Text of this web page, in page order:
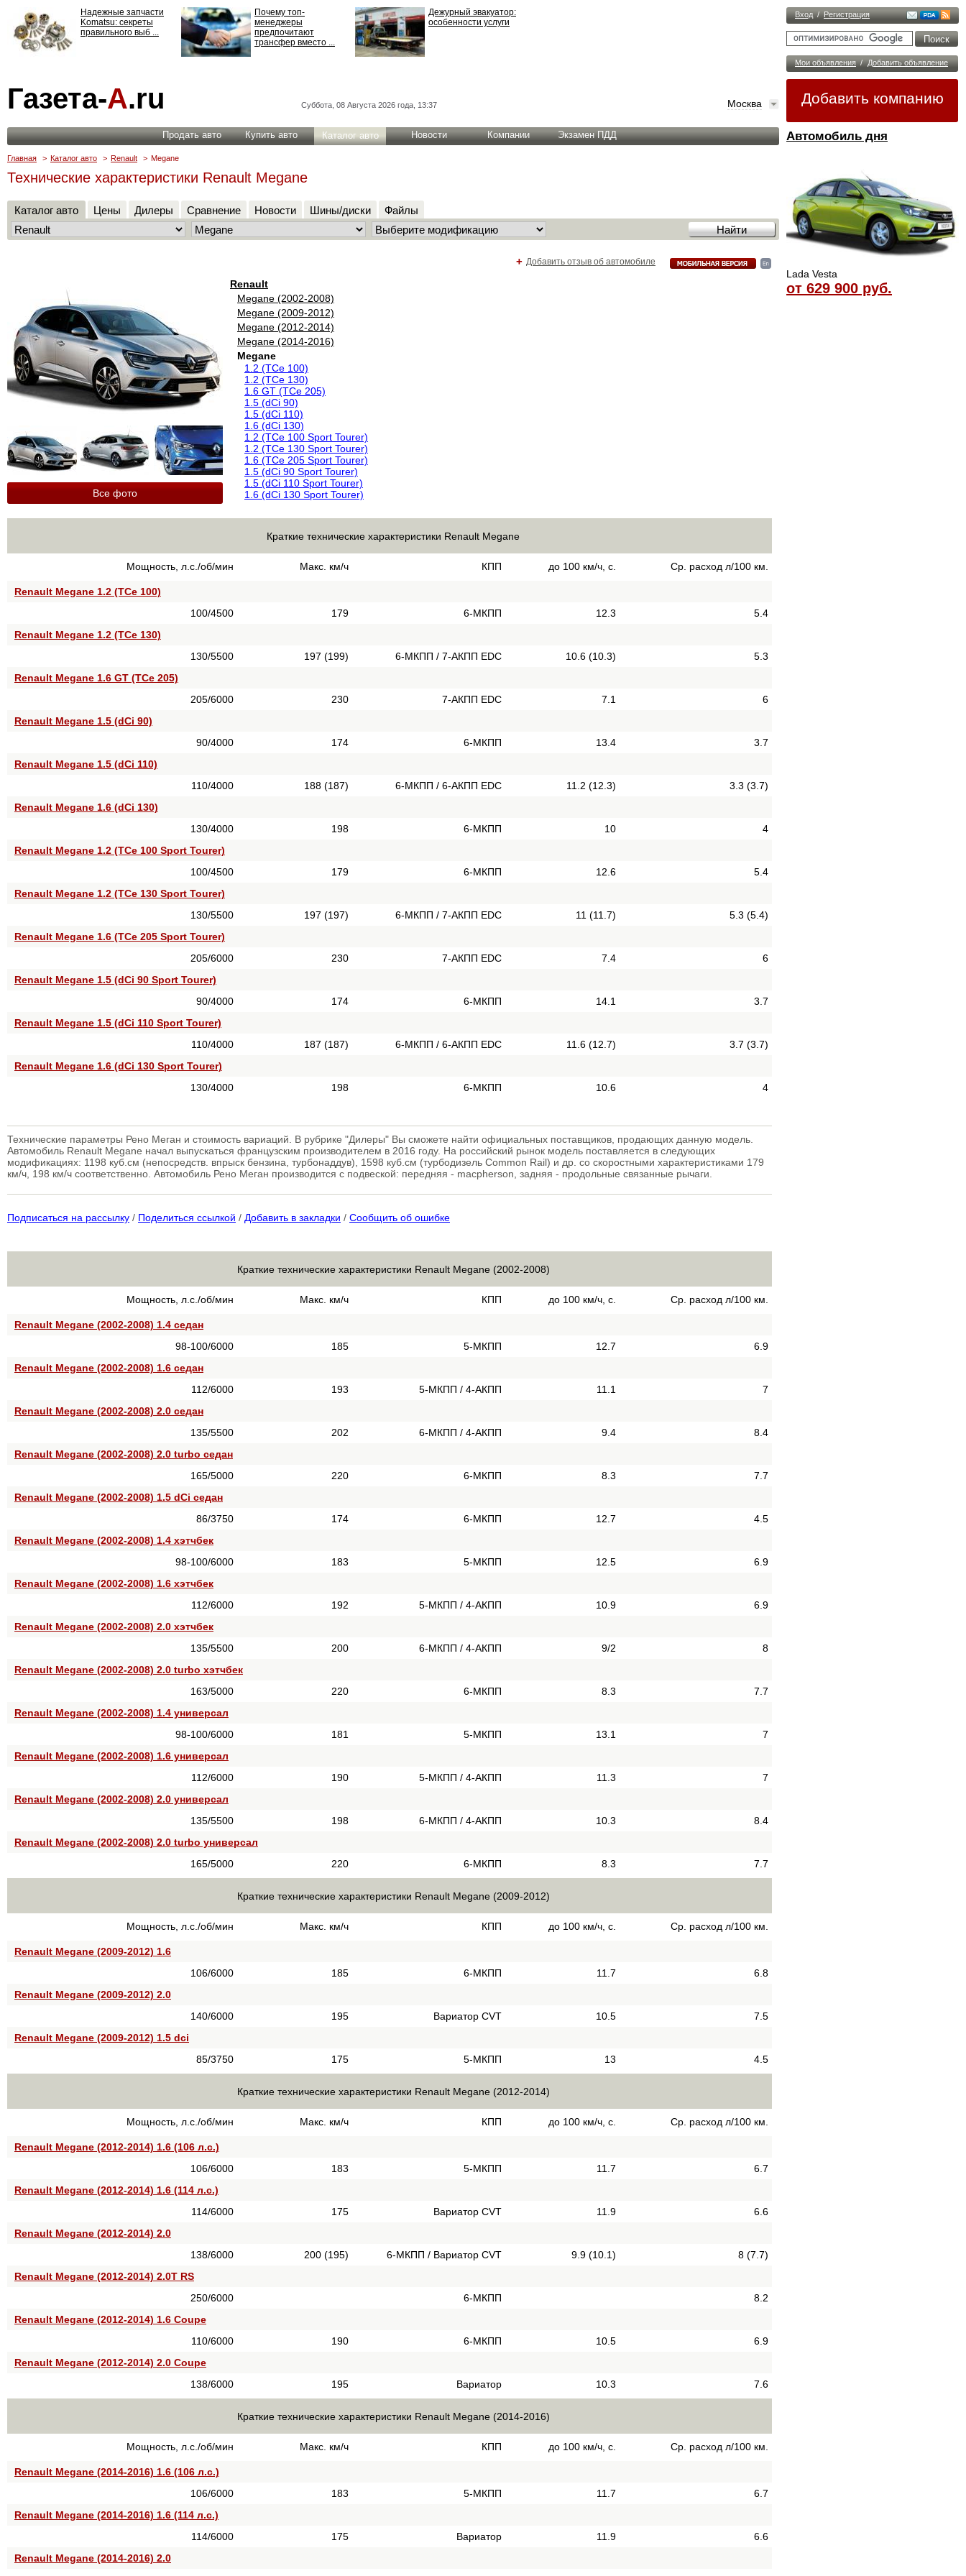
Вход / Регистрация
Мои объявления / Добавить объявление
Добавить компанию
Автомобиль дня
Lada Vesta
от 629 900 руб.
Надежные запчасти
Komatsu: секреты
правильного выб ...
Почему топ-
менеджеры
предпочитают
трансфер вместо ...
Дежурный эвакуатор:
особенности услуги
ответственности: все,
что нужно знать ...
Газета-А.ru Суббота, 08 Августа 2026 года, 13:37 Москва
Продать авто Купить авто Каталог авто Новости Компании Экзамен ПДД
Главная > Каталог авто > Renault > Megane
Технические характеристики Renault Megane
Каталог авто Цены Дилеры Сравнение Новости Шины/диски Файлы
+ Добавить отзыв об автомобиле
Все фото
Renault
Megane (2002-2008)
Megane (2009-2012)
Megane (2012-2014)
Megane (2014-2016)
Megane
1.2 (TCe 100)
1.2 (TCe 130)
1.6 GT (TCe 205)
1.5 (dCi 90)
1.5 (dCi 110)
1.6 (dCi 130)
1.2 (TCe 100 Sport Tourer)
1.2 (TCe 130 Sport Tourer)
1.6 (TCe 205 Sport Tourer)
1.5 (dCi 90 Sport Tourer)
1.5 (dCi 110 Sport Tourer)
1.6 (dCi 130 Sport Tourer)
Краткие технические характеристики Renault Megane
Мощность, л.с./об/мин Макс. км/ч КПП до 100 км/ч, с. Ср. расход л/100 км.
Renault Megane 1.2 (TCe 100)
100/4500
179 6-МКПП 12.3
5.4
Renault Megane 1.2 (TCe 130)
130/5500
197 (199) 6-МКПП / 7-АКПП EDC 10.6 (10.3)
5.3
Renault Megane 1.6 GT (TCe 205)
205/6000
230 7-АКПП EDC 7.1
6
Renault Megane 1.5 (dCi 90)
90/4000
174 6-МКПП 13.4
3.7
Renault Megane 1.5 (dCi 110)
110/4000
188 (187) 6-МКПП / 6-АКПП EDC 11.2 (12.3)
3.3 (3.7)
Renault Megane 1.6 (dCi 130)
130/4000
198 6-МКПП 10
4
Renault Megane 1.2 (TCe 100 Sport Tourer)
100/4500
179 6-МКПП 12.6
5.4
Renault Megane 1.2 (TCe 130 Sport Tourer)
130/5500
197 (197) 6-МКПП / 7-АКПП EDC 11 (11.7)
5.3 (5.4)
Renault Megane 1.6 (TCe 205 Sport Tourer)
205/6000
230 7-АКПП EDC 7.4
6
Renault Megane 1.5 (dCi 90 Sport Tourer)
90/4000
174 6-МКПП 14.1
3.7
Renault Megane 1.5 (dCi 110 Sport Tourer)
110/4000
187 (187) 6-МКПП / 6-АКПП EDC 11.6 (12.7)
3.7 (3.7)
Renault Megane 1.6 (dCi 130 Sport Tourer)
130/4000
198 6-МКПП 10.6 4
Технические параметры Рено Меган и стоимость вариаций. В рубрике "Дилеры" Вы сможете найти официальных поставщиков, продающих данную модель.
Автомобиль Renault Megane начал выпускаться французским производителем в 2016 году. На российский рынок модель поставляется в следующих
модификациях: 1198 куб.см (непосредств. впрыск бензина, турбонаддув), 1598 куб.см (турбодизель Common Rail) и др. со скоростными характеристиками 179
км/ч, 198 км/ч соответственно. Автомобиль Рено Меган производится с подвеской: передняя - macpherson, задняя - продольные связанные рычаги.
Подписаться на рассылку / Поделиться ссылкой / Добавить в закладки / Сообщить об ошибке
Краткие технические характеристики Renault Megane (2002-2008)
Мощность, л.с./об/мин Макс. км/ч КПП до 100 км/ч, с. Ср. расход л/100 км.
Renault Megane (2002-2008) 1.4 седан
98-100/6000
185 5-МКПП 12.7
6.9
Renault Megane (2002-2008) 1.6 седан
112/6000
193 5-МКПП / 4-АКПП 11.1
7
Renault Megane (2002-2008) 2.0 седан
135/5500
202 6-МКПП / 4-АКПП 9.4
8.4
Renault Megane (2002-2008) 2.0 turbo седан
165/5000
220 6-МКПП 8.3
7.7
Renault Megane (2002-2008) 1.5 dCi седан
86/3750
174 6-МКПП 12.7
4.5
Renault Megane (2002-2008) 1.4 хэтчбек
98-100/6000
183 5-МКПП 12.5
6.9
Renault Megane (2002-2008) 1.6 хэтчбек
112/6000
192 5-МКПП / 4-АКПП 10.9
6.9
Renault Megane (2002-2008) 2.0 хэтчбек
135/5500
200 6-МКПП / 4-АКПП 9/2
8
Renault Megane (2002-2008) 2.0 turbo хэтчбек
163/5000
220 6-МКПП 8.3
7.7
Renault Megane (2002-2008) 1.4 универсал
98-100/6000
181 5-МКПП 13.1
7
Renault Megane (2002-2008) 1.6 универсал
112/6000
190 5-МКПП / 4-АКПП 11.3
7
Renault Megane (2002-2008) 2.0 универсал
135/5500
198 6-МКПП / 4-АКПП 10.3
8.4
Renault Megane (2002-2008) 2.0 turbo универсал
165/5000
220 6-МКПП 8.3 7.7
Краткие технические характеристики Renault Megane (2009-2012)
Мощность, л.с./об/мин Макс. км/ч КПП до 100 км/ч, с. Ср. расход л/100 км.
Renault Megane (2009-2012) 1.6
106/6000
185 6-МКПП 11.7
6.8
Renault Megane (2009-2012) 2.0
140/6000
195 Вариатор CVT 10.5
7.5
Renault Megane (2009-2012) 1.5 dci
85/3750
175 5-МКПП 13 4.5
Краткие технические характеристики Renault Megane (2012-2014)
Мощность, л.с./об/мин Макс. км/ч КПП до 100 км/ч, с. Ср. расход л/100 км.
Renault Megane (2012-2014) 1.6 (106 л.с.)
106/6000
183 5-МКПП 11.7
6.7
Renault Megane (2012-2014) 1.6 (114 л.с.)
114/6000
175 Вариатор CVT 11.9
6.6
Renault Megane (2012-2014) 2.0
138/6000
200 (195) 6-МКПП / Вариатор CVT 9.9 (10.1)
8 (7.7)
Renault Megane (2012-2014) 2.0T RS
250/6000
6-МКПП
8.2
Renault Megane (2012-2014) 1.6 Coupe
110/6000
190 6-МКПП 10.5
6.9
Renault Megane (2012-2014) 2.0 Coupe
138/6000
195 Вариатор 10.3 7.6
Краткие технические характеристики Renault Megane (2014-2016)
Мощность, л.с./об/мин Макс. км/ч КПП до 100 км/ч, с. Ср. расход л/100 км.
Renault Megane (2014-2016) 1.6 (106 л.с.)
106/6000
183 5-МКПП 11.7
6.7
Renault Megane (2014-2016) 1.6 (114 л.с.)
114/6000
175 Вариатор 11.9
6.6
Renault Megane (2014-2016) 2.0